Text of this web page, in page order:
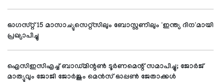
ഓഗസ്റ്റ് 15 മാസാച്യുസെറ്റ്സിലും ബോസ്റ്റണിലും 'ഇന്ത്യ ദിന'മായി
പ്രഖ്യാപിച്ചു
ഐസിഇസിഎച്ച് ബാഡ്മിന്റണ്‍ ടൂര്‍ണമെന്റ് സമാപിച്ചു; ജോര്‍ജ്
മാത്യുവും ജോജി ജോര്‍ജും മെന്‍സ് ഓപ്പണ്‍ ജേതാക്കള്‍